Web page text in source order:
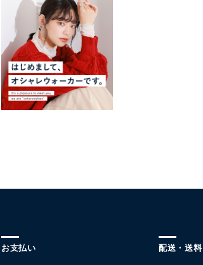
お支払い 配送・送料